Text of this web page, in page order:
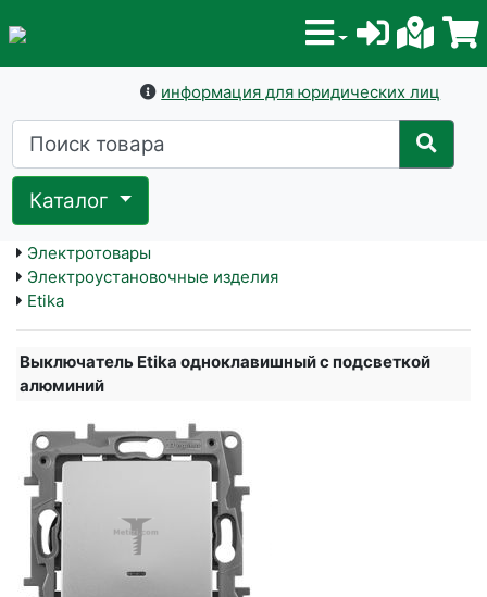
информация для юридических лиц
Каталог
Электротовары
Электроустановочные изделия
Etika
Выключатель Etika одноклавишный с подсветкой
алюминий